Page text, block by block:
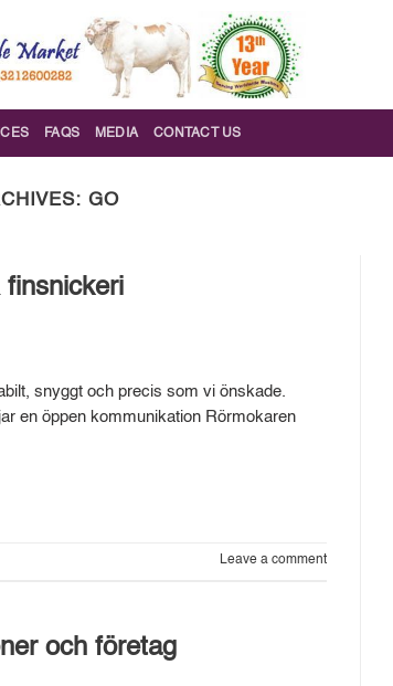
FAQS MEDIA CONTACT US
GO
finsnickeri
snyggt och precis som vi önskade.
en öppen kommunikation Rörmokaren
Leave a comment
och företag